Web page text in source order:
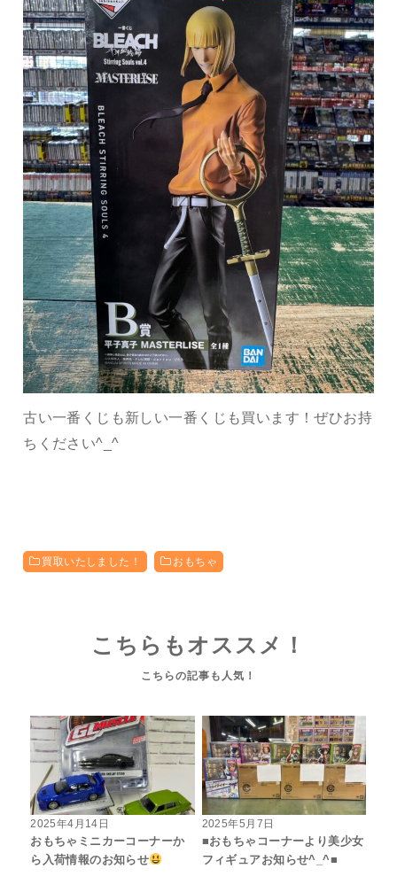
古い一番くじも新しい一番くじも買います！ぜひお持
ちください^_^
買取いたしました！ おもちゃ
こちらもオススメ！
2025年4月14日
おもちゃミニカーコーナーか
ら入荷情報のお知らせ
2025年5月7日
■おもちゃコーナーより美少女
フィギュアお知らせ^_^■